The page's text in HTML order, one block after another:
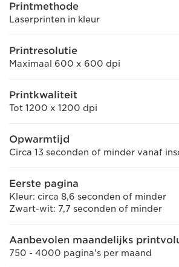
Printmethode
Laserprinten in kleur
Printresolutie
Maximaal 600 x 600 dpi
Printkwaliteit
Tot 1200 x 1200 dpi
Opwarmtijd
Circa 13 seconden of minder vanaf
Eerste pagina
Kleur: circa 8,6 seconden of minder
Zwart-wit: 7,7 seconden of minder
Aanbevolen maandelijks
750 - 4000 pagina's per maand